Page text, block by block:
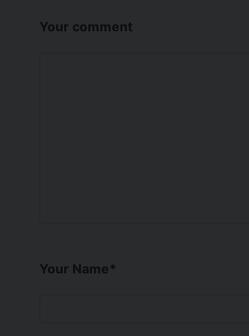
Your comment
Your Name*